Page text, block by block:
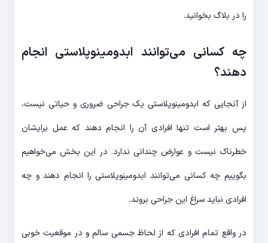
را در بلاگ بخوانید.
چه کسانی می‌توانند ابدومینوپلاستی انجام
دهند؟
از آنجایی که ابدومینوپلاستی یک جراحی ضروری و حیاتی نیست،
پس بهتر است تنها افرادی آن را انجام دهند که عمل برایشان
خطرناک نیست و عوارض چندانی ندارد. در این بخش می‌خواهیم
بگوییم چه کسانی می‌توانند ابدومینوپلاستی را انجام دهند و چه
افرادی نباید سراغ این جراحی بروند.
در واقع تمام افرادی که از لحاظ جسمی سالم و در موقعیت خوبی